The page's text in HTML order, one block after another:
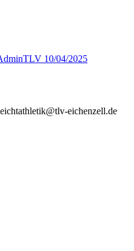
10/04/2025
eichenzell.de